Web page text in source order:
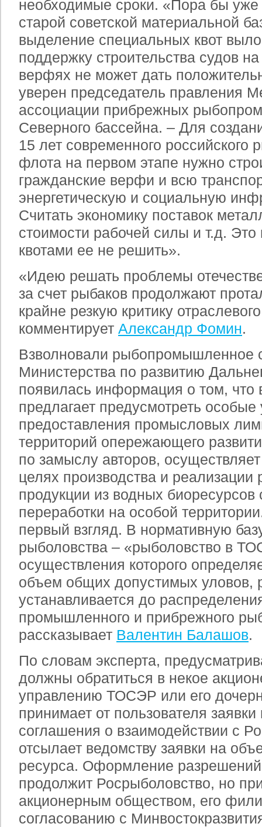
необходимые сроки. «Пора бы уже
старой советской материальной
выделение специальных квот
поддержку строительства судов
верфях не может дать
уверен председатель правления
ассоциации прибрежных
Северного бассейна. – Для
15 лет современного российского
флота на первом этапе нужно
гражданские верфи и всю
энергетическую и социальную
Считать экономику поставок
стоимости рабочей силы и т.д. Это
квотами ее не решить».
«Идею решать проблемы
за счет рыбаков продолжают
крайне резкую критику
комментирует Александр Фомин.
Взволновали рыбопромышленное
Министерства по развитию
появилась информация о том, что
предлагает предусмотреть особые
предоставления промысловых
территорий опережающего
по замыслу авторов,
целях производства и
продукции из водных
переработки на особой
первый взгляд. В нормативную
рыболовства – «рыболовство в
осуществления которого
объем общих допустимых уловов,
устанавливается до
промышленного и прибрежного
рассказывает Валентин Балашов.
По словам эксперта,
должны обратиться в некое
управлению ТОСЭР или его
принимает от пользователя
соглашения о взаимодействии с
отсылает ведомству заявки на
ресурса. Оформление
продолжит Росрыболовство, но
акционерным обществом, его
согласованию с